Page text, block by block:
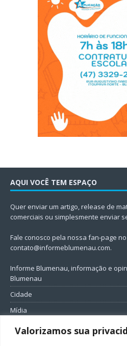
Valorizamos sua
AQUI VOCÊ TEM ESPAÇO
Quer enviar um artigo, release de
comerciais ou simplesmente enviar
Fale conosco pela nossa fan-page
contato@informeblumenau.com.
Informe Blumenau, informação e
Blumenau
Cidade
Mídia
Entretenimento